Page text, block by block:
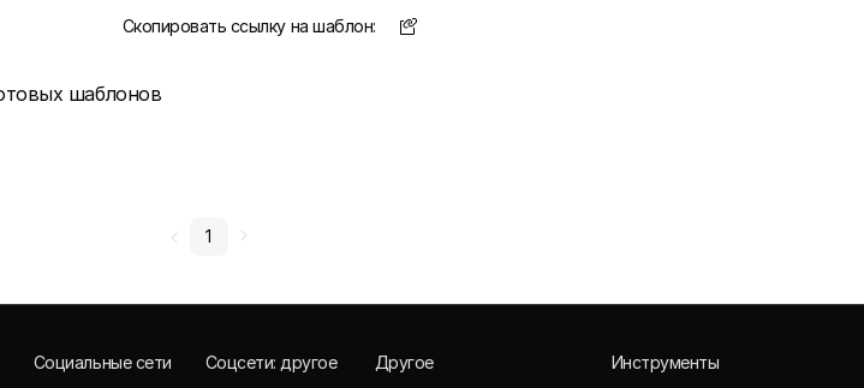
Скопировать ссылку на шаблон:
шаблонов
1
Социальные сети
Соцсети: другое
Другое
Инструменты